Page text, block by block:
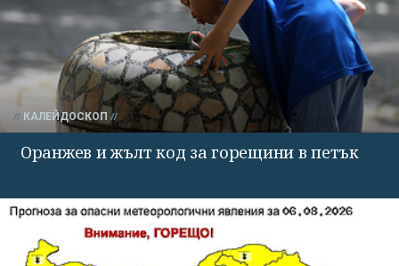
КАЛЕЙДОСКОП
Оранжев и жълт код за горещини в петък